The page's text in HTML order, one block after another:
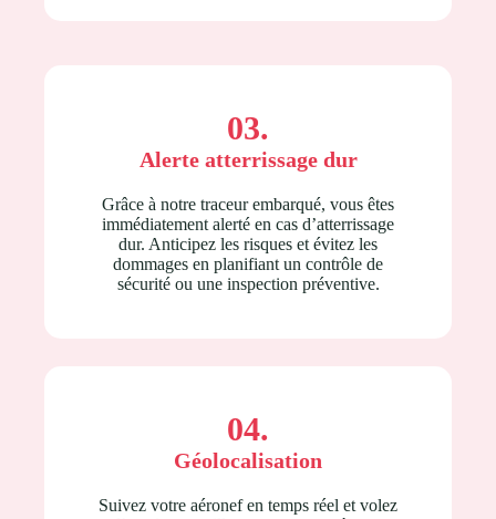
03.
Alerte atterrissage dur
Grâce à notre traceur embarqué, vous êtes
immédiatement alerté en cas d’atterrissage
dur. Anticipez les risques et évitez les
dommages en planifiant un contrôle de
sécurité ou une inspection préventive.
04.
Géolocalisation
Suivez votre aéronef en temps réel et volez